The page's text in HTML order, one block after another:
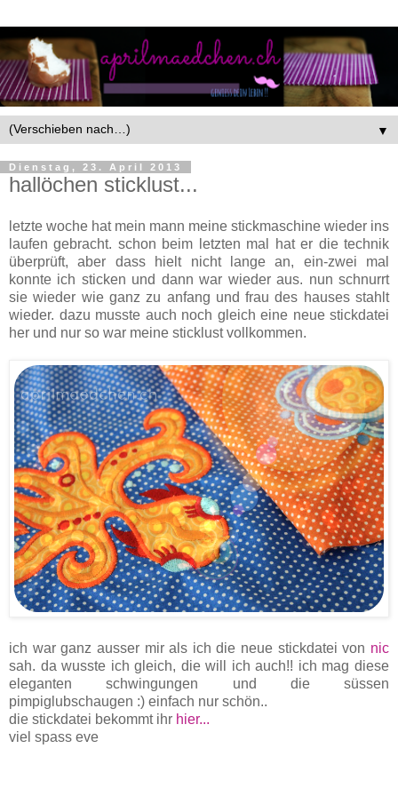
▼
Dienstag, 23. April 2013
hallöchen sticklust...
letzte woche hat mein mann meine stickmaschine wieder ins
laufen gebracht. schon beim letzten mal hat er die technik
überprüft, aber dass hielt nicht lange an, ein-zwei mal
konnte ich sticken und dann war wieder aus. nun schnurrt
sie wieder wie ganz zu anfang und frau des hauses stahlt
wieder. dazu musste auch noch gleich eine neue stickdatei
her und nur so war meine sticklust vollkommen.
ich war ganz ausser mir als ich die neue stickdatei von nic
sah. da wusste ich gleich, die will ich auch!! ich mag diese
eleganten schwingungen und die süssen
pimpiglubschaugen :) einfach nur schön..
die stickdatei bekommt ihr hier...
viel spass eve